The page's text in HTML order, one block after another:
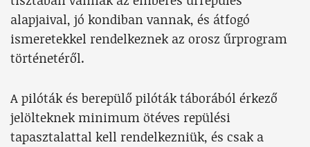
alapjaival, jó kondiban vannak, és átfogó
ismeretekkel rendelkeznek az orosz űrprogram
történetéről.
A pilóták és berepülő pilóták táborából érkező
jelölteknek minimum ötéves repülési
tapasztalattal kell rendelkezniük, és csak a